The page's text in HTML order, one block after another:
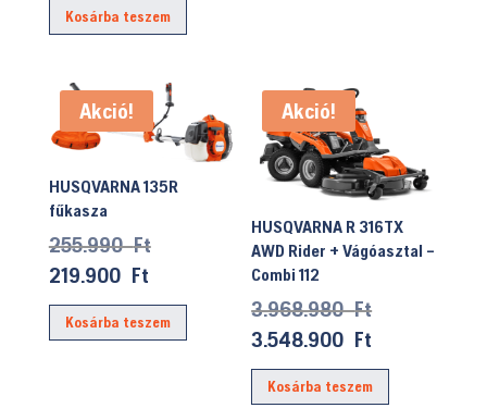
5.999.990 Ft.
is:
Kosárba teszem
Akció!
HUSQVARNA 135R
fűkasza
255.990FtOriginal
was:
255.990 Ft.
219.900 FtCurrent
price
is:
Kosárba teszem
Akció!
HUSQVARNA R 316TX
AWD Rider + Vágóasztal –
Combi 112
3.968.980FtOriginal
was:
3.968.980
3.548.900 Ft
price
is:
Kosárba teszem